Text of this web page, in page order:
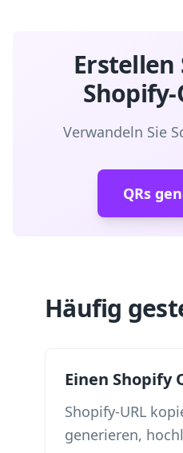
Erstellen
Shopify-
Verwandeln Sie
QRs
Häufig
Einen Shopify
Shopify-URL
generieren,